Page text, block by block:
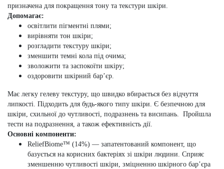
призначена для покращення тону та текстури шкіри.
Допомагає:
освітлити пігментні плями;
вирівняти тон шкіри;
розгладити текстуру шкіри;
зменшити темні кола під очима;
зволожити та заспокоїти шкіру;
оздоровити шкірний бар’єр.
Має легку гелеву текстуру, що швидко вбирається без відчуття
липкості. Підходить для будь-якого типу шкіри. Є безпечною для
шкіри, схильної до чутливості, подразнень та висипань. Пройшла
тести на подразнення, а також ефективність дії.
Основні компоненти:
ReliefBiome™ (14%) — запатентований компонент, що
базується на корисних бактеріях зі шкіри людини. Сприяє
зменшенню чутливості шкіри, зміцненню шкірного бар’єра